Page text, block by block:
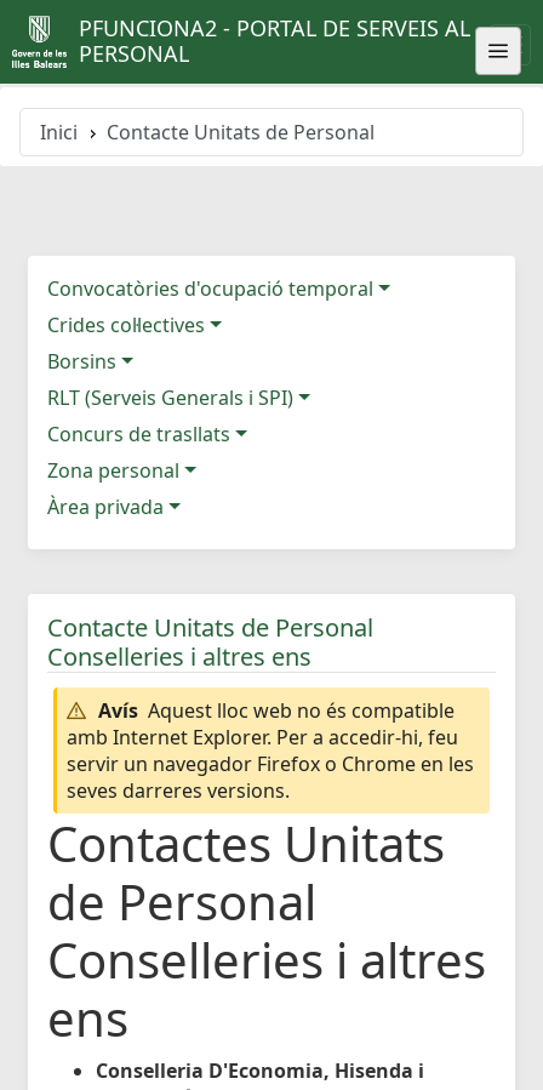
PFUNCIONA2 - PORTAL DE SERVEIS AL
PERSONAL
Inici Contacte Unitats de Personal
Convocatòries d'ocupació temporal
Crides col·lectives
Borsins
RLT (Serveis Generals i SPI)
Concurs de trasllats
Zona personal
Àrea privada
Contacte Unitats de Personal
Conselleries i altres ens
Avís Aquest lloc web no és compatible
amb Internet Explorer. Per a accedir-hi, feu
servir un navegador Firefox o Chrome en les
seves darreres versions.
Contactes Unitats
de Personal
Conselleries i altres
ens
Conselleria D'Economia, Hisenda i